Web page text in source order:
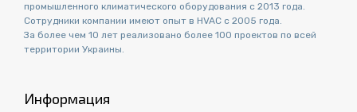
промышленного климатического оборудования с 2013 года.
Сотрудники компании имеют опыт в HVAC с 2005 года.
За более чем 10 лет реализовано более 100 проектов по всей
территории Украины.
Информация